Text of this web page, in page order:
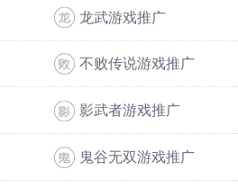
龙武游戏推广
不败传说游戏推广
影武者游戏推广
鬼谷无双游戏推广